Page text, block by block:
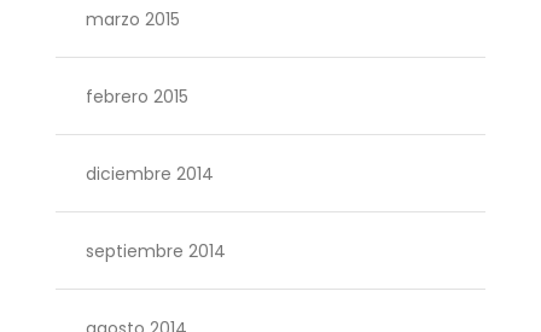
marzo 2015
febrero 2015
diciembre 2014
septiembre 2014